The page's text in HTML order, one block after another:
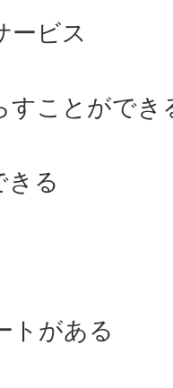
ービス
すことができ
きる
トがある